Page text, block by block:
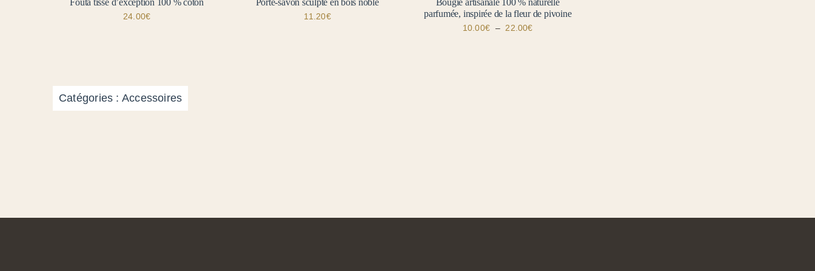
24.00€ 11.20€
parfumée, inspirée de la fleur de pivoine
10.00€ – 22.00€Plage
Catégories : Accessoires